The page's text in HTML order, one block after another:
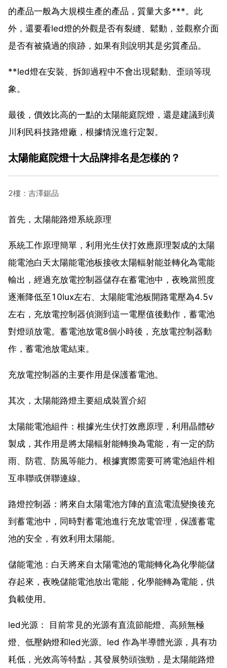
的產品一般為大規模生產的產品，質量大多***。此
外，還要看led燈的外觀是否有裂縫、鬆動，並觀察介面
是否有被撬過的痕跡，如果有則說明其是劣質產品。
**led燈在安裝、拆卸過程中不會出現鬆動、歪頭等現
象。
最後，價效比高的一點的太陽能庭院燈，還是建議到潢
川利民科技路燈廠，根據情況進行定製。
太陽能庭院燈十大品牌排名是怎樣的？
2樓：吉澤鋸品
首先，太陽能路燈系統原理
系統工作原理簡單，利用光生伏打效應原理製成的太陽
能電池白天太陽能電池板接收太陽輻射能並轉化為電能
輸出，經過充放電控制器儲存在蓄電池中，夜晚當照度
逐漸降低至10lux左右、太陽能電池板開路電壓為4.5v
左右，充放電控制器偵測到這一電壓值後動作，蓄電池
對燈頭放電。蓄電池放電8個小時後，充放電控制器動
作，蓄電池放電結束。
充放電控制器的主要作用是保護蓄電池。
其次，太陽能路燈主要組成裝置介紹
太陽能電池組件：根據光生伏打效應原理，利用晶體矽
製成，其作用是將太陽輻射能轉換為電能，有一定的防
雨、防雹、防風等能力。根據實際需要可將電池組件相
互串聯或併聯連線。
路燈控制器：將來自太陽電池方陣的直流電流變換後充
到蓄電池中，同時對蓄電池進行充放電管理，保護蓄電
池的安全，有效利用太陽能。
儲能電池：白天將來自太陽電池的電能轉化為化學能儲
存起來，夜晚儲能電池放出電能，化學能轉為電能，供
負載使用。
led光源： 目前常見的光源有直流節能燈、高頻無極
燈、低壓鈉燈和led光源。led 作為半導體光源，具有功
耗低，光效高等特點，其發展勢頭強勁，是太陽能路燈